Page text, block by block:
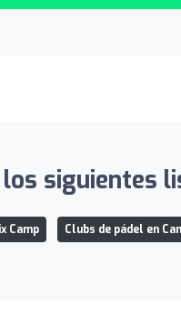
los siguientes
Camp Clubs de pádel en